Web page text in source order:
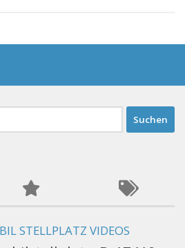
STELLPLATZ VIDEOS